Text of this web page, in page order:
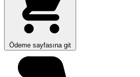
Ödeme sayfasına git